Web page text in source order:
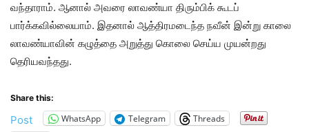
வந்தாராம். ஆனால் அவரை லாவண்யா திரும்பிக் கூடப்
பார்க்கவில்லையாம். இதனால் ஆத்திரமடைந்த நவீன் இன்று காலை
லாவண்யாவின் கழுத்தை அறுத்து கொலை செய்ய முயன்றது
தெரியவந்தது.
Share this:
Post WhatsApp Telegram
Threads